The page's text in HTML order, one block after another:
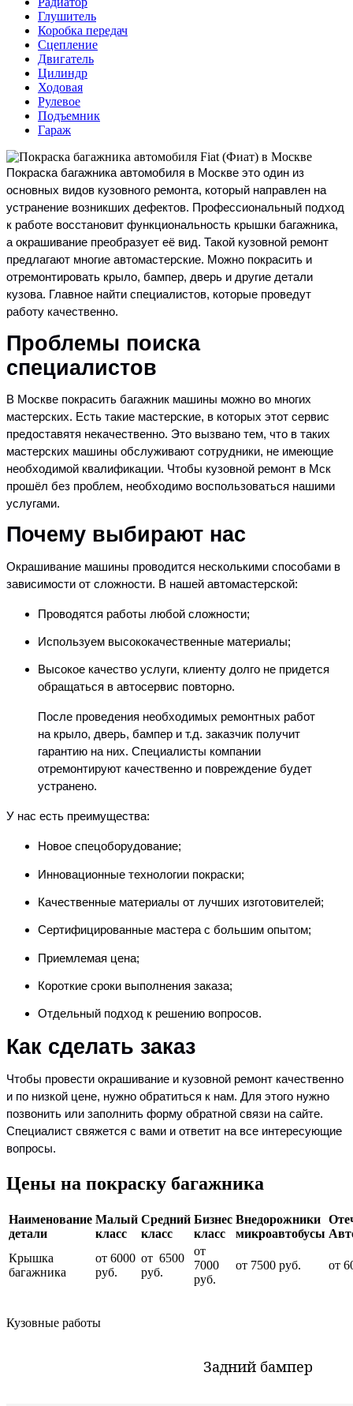
Глушитель
Коробка передач
Сцепление
Двигатель
Цилиндр
Ходовая
Рулевое
Подъемник
Гараж
Покраска багажника автомобиля в Москве это один из
основных видов кузовного ремонта, который направлен на
устранение возникших дефектов. Профессиональный подход
к работе восстановит функциональность крышки багажника,
а окрашивание преобразует её вид. Такой кузовной ремонт
предлагают многие автомастерские. Можно покрасить и
отремонтировать крыло, бампер, дверь и другие детали
кузова. Главное найти специалистов, которые проведут
работу качественно.
Проблемы поиска
специалистов
В Москве покрасить багажник машины можно во многих
мастерских. Есть такие мастерские, в которых этот сервис
предоставятя некачественно. Это вызвано тем, что в таких
мастерских машины обслуживают сотрудники, не имеющие
необходимой квалификации. Чтобы кузовной ремонт в Мск
прошёл без проблем, необходимо воспользоваться нашими
услугами.
Почему выбирают нас
Окрашивание машины проводится несколькими способами в
зависимости от сложности. В нашей автомастерской:
Проводятся работы любой сложности;
Используем высококачественные материалы;
Высокое качество услуги, клиенту долго не придется
обращаться в автосервис повторно.
После проведения необходимых ремонтных работ
на крыло, дверь, бампер и т.д. заказчик получит
гарантию на них. Специалисты компании
отремонтируют качественно и повреждение будет
устранено.
У нас есть преимущества:
Новое спецоборудование;
Инновационные технологии покраски;
Качественные материалы от лучших изготовителей;
Сертифицированные мастера с большим опытом;
Приемлемая цена;
Короткие сроки выполнения заказа;
Отдельный подход к решению вопросов.
Как сделать заказ
Чтобы провести окрашивание и кузовной ремонт качественно
и по низкой цене, нужно обратиться к нам. Для этого нужно
позвонить или заполнить форму обратной связи на сайте.
Специалист свяжется с вами и ответит на все интересующие
вопросы.
Цены на покраску багажника
Наименование
детали
Малый
класс
Средний
класс
Бизнес
класс
Внедорожники
микроавтобусы
Крышка
багажника
от 6000
руб.
от 6500
руб.
от
7000
руб.
от 7500 руб. от
Кузовные работы
Задний бампер